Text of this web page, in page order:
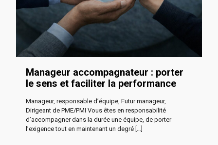
Manageur accompagnateur : porter
le sens et faciliter la performance
Manageur, responsable d’équipe, Futur manageur,
Dirigeant de PME/PMI Vous êtes en responsabilité
d’accompagner dans la durée une équipe, de porter
l’exigence tout en maintenant un degré […]